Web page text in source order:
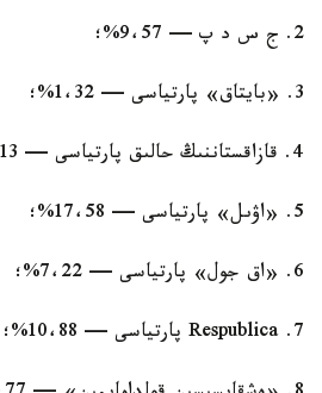
2. ج س د پ — 9،57%؛
3. «بايتاق» پارتياسى — 1،32%؛
4. قازاقستاننىڭ حالىق پارتياسى — 10،13%؛
5. «اۋىل» پارتياسى — 17،58%؛
6. «اق جول» پارتياسى — 7،22%؛
7. Respublica پارتياسى — 10،88%؛